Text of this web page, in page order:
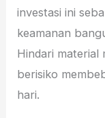
investasi ini
keamanan
Hindari material
berisiko
hari.